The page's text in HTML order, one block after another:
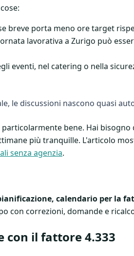
breve porta meno ore target
lavorativa a Zurigo può
eventi, nel catering o nella
le discussioni nascono quasi
bene. Hai
più tranquille. L'articolo
senza agenzia.
calendario per la
con correzioni, domande e
con il fattore 4.333